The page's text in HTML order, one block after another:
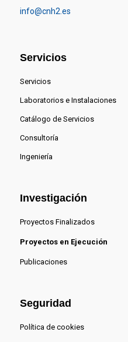
info@cnh2.es
Servicios
Servicios
Laboratorios e Instalaciones
Catálogo de Servicios
Consultoría
Ingeniería
Investigación
Proyectos Finalizados
Proyectos en Ejecución
Publicaciones
Seguridad
Política de cookies